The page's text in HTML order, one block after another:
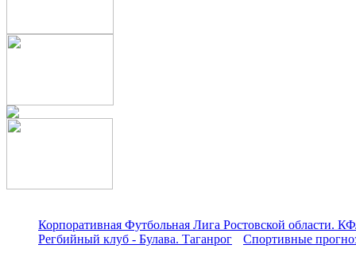
Корпоративная Футбольная Лига Ростовской области.
Регбийный клуб - Булава. Таганрог
Спортивные